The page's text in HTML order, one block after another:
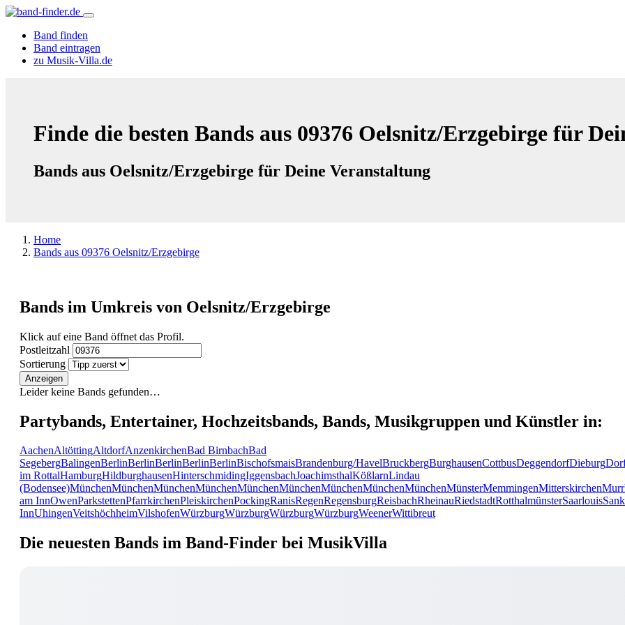
Band finden
Band eintragen
zu Musik-Villa.de
Finde die besten Bands aus 09376 Oelsnitz/Erzgebirge für
Bands aus Oelsnitz/Erzgebirge für Deine Veranstaltung
Home
Bands aus 09376 Oelsnitz/Erzgebirge
Bands im Umkreis von Oelsnitz/Erzgebirge
Klick auf eine Band öffnet das Profil.
Postleitzahl
Sortierung
Anzeigen
Leider keine Bands gefunden…
Partybands, Entertainer, Hochzeitsbands, Bands, Musikgruppen und Künstler in:
AachenAltöttingAltdorfAnzenkirchenBad BirnbachBad
SegebergBalingenBerlinBerlinBerlinBerlinBerlinBischofsmaisBrandenburg/HavelBruckbergBurghausenCottbusDeggendorfDieburg
im RottalHamburgHildburghausenHinterschmidingIggensbachJoachimsthalKößlarnLindau
(Bodensee)MünchenMünchenMünchenMünchenMünchenMünchenMünchenMünchenMünchenMünsterMemmingenMitterskirchen
am InnOwenParkstettenPfarrkirchenPleiskirchenPockingRanisRegenRegensburgReisbachRheinauRiedstadtRotthalmünsterSaarlouis
InnUhingenVeitshöchheimVilshofenWürzburgWürzburgWürzburgWürzburgWeenerWittibreut
Die neuesten Bands im Band-Finder bei MusikVilla